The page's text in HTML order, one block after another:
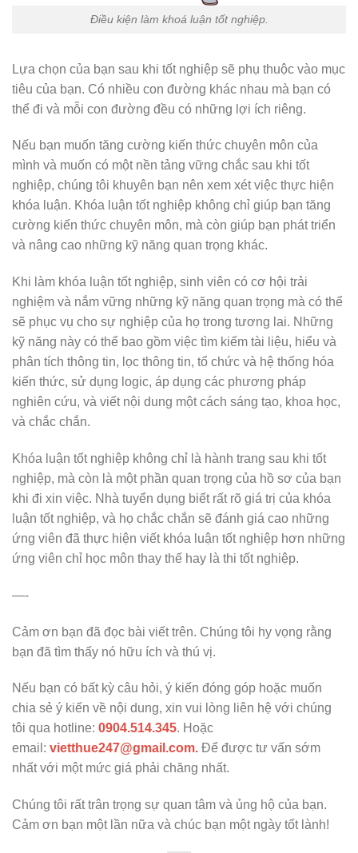
Điều kiện làm khoá luận tốt nghiệp.
Lựa chọn của bạn sau khi tốt nghiệp sẽ phụ thuộc vào mục
tiêu của bạn. Có nhiều con đường khác nhau mà bạn có
thể đi và mỗi con đường đều có những lợi ích riêng.
Nếu bạn muốn tăng cường kiến thức chuyên môn của
mình và muốn có một nền tảng vững chắc sau khi tốt
nghiệp, chúng tôi khuyên bạn nên xem xét việc thực hiện
khóa luận. Khóa luận tốt nghiệp không chỉ giúp bạn tăng
cường kiến thức chuyên môn, mà còn giúp bạn phát triển
và nâng cao những kỹ năng quan trọng khác.
Khi làm khóa luận tốt nghiệp, sinh viên có cơ hội trải
nghiệm và nắm vững những kỹ năng quan trọng mà có thể
sẽ phục vụ cho sự nghiệp của họ trong tương lai. Những
kỹ năng này có thể bao gồm việc tìm kiếm tài liệu, hiểu và
phân tích thông tin, lọc thông tin, tổ chức và hệ thống hóa
kiến thức, sử dụng logic, áp dụng các phương pháp
nghiên cứu, và viết nội dung một cách sáng tạo, khoa học,
và chắc chắn.
Khóa luận tốt nghiệp không chỉ là hành trang sau khi tốt
nghiệp, mà còn là một phần quan trọng của hồ sơ của bạn
khi đi xin việc. Nhà tuyển dụng biết rất rõ giá trị của khóa
luận tốt nghiệp, và họ chắc chắn sẽ đánh giá cao những
ứng viên đã thực hiện viết khóa luận tốt nghiệp hơn những
ứng viên chỉ học môn thay thế hay là thi tốt nghiệp.
—-
Cảm ơn bạn đã đọc bài viết trên. Chúng tôi hy vọng rằng
bạn đã tìm thấy nó hữu ích và thú vị.
Nếu bạn có bất kỳ câu hỏi, ý kiến đóng góp hoặc muốn
chia sẻ ý kiến về nội dung, xin vui lòng liên hệ với chúng
tôi qua hotline: 0904.514.345. Hoặc
email: vietthue247@gmail.com. Để được tư vấn sớm
nhất với một mức giá phải chăng nhất.
Chúng tôi rất trân trọng sự quan tâm và ủng hộ của bạn.
Cảm ơn bạn một lần nữa và chúc bạn một ngày tốt lành!